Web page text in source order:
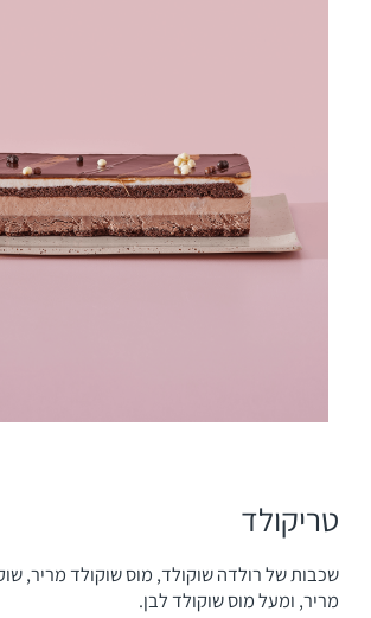
טריקולד
שכבות של רולדה שוקולד, מוס שוקולד מריר,
מריר, ומעל מוס שוקולד לבן.